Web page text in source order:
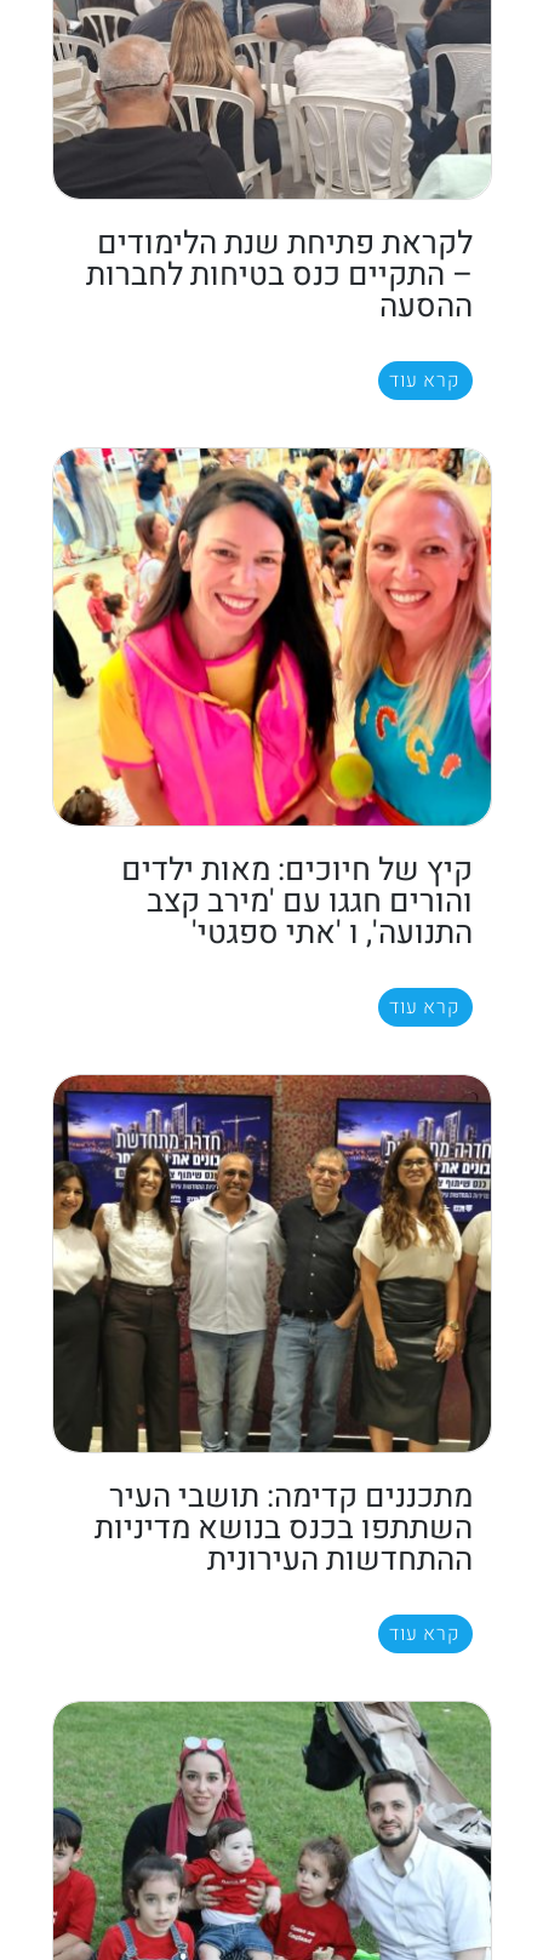
לקראת פתיחת שנת הלימודים
– התקיים כנס בטיחות לחברות
ההסעה
קרא עוד
קיץ של חיוכים: מאות ילדים
והורים חגגו עם 'מירב קצב
התנועה', ו 'אתי ספגטי'
קרא עוד
מתכננים קדימה: תושבי העיר
השתתפו בכנס בנושא מדיניות
ההתחדשות העירונית
קרא עוד